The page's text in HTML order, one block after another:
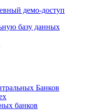
демо-доступ
базу данных
Банков
банков